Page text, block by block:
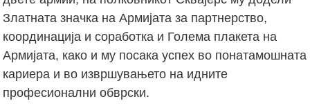
Златната значка на Армијата за партнерство,
координација и соработка и Голема плакета на
Армијата, како и му посака успех во понатамошната
кариера и во извршувањето на идните
професионални обврски.